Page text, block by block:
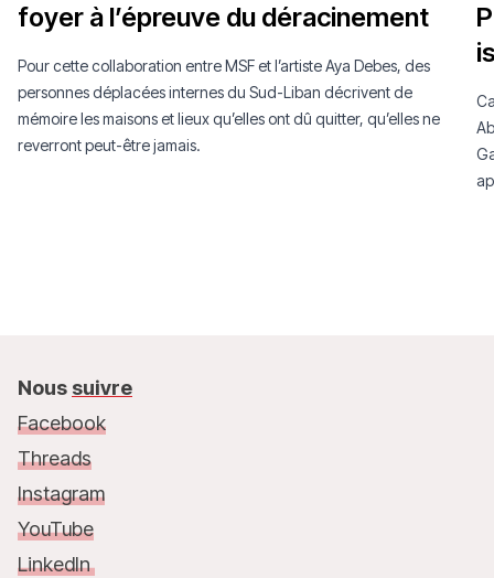
foyer à l’épreuve du déracinement
Pour cette collaboration entre MSF et l’artiste Aya Debes, des
personnes déplacées internes du Sud-Liban décrivent de
mémoire les maisons et lieux qu’elles ont dû quitter, qu’elles ne
reverront peut-être jamais.
Nous suivre
Facebook
Threads
Instagram
YouTube
LinkedIn